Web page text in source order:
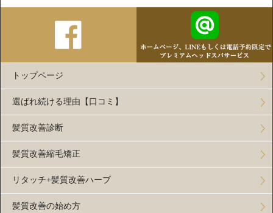
トップページ
選ばれ続ける理由【口コミ】
髪質改善診断
髪質改善縮毛矯正
リタッチ+髪質改善ハーブ
髪質改善の始め方